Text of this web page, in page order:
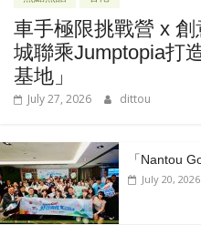
車手極限挑戰營 x
城聯乘Jumptopia打
基地」
July 27, 2026 dittou
「Nantou
July 20, 2026